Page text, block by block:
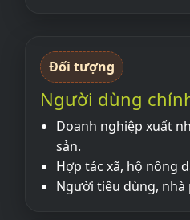
Đối tượng
Người dùng
Doanh nghiệp xuất
sản.
Hợp tác xã, hộ nông
Người tiêu dùng, nhà